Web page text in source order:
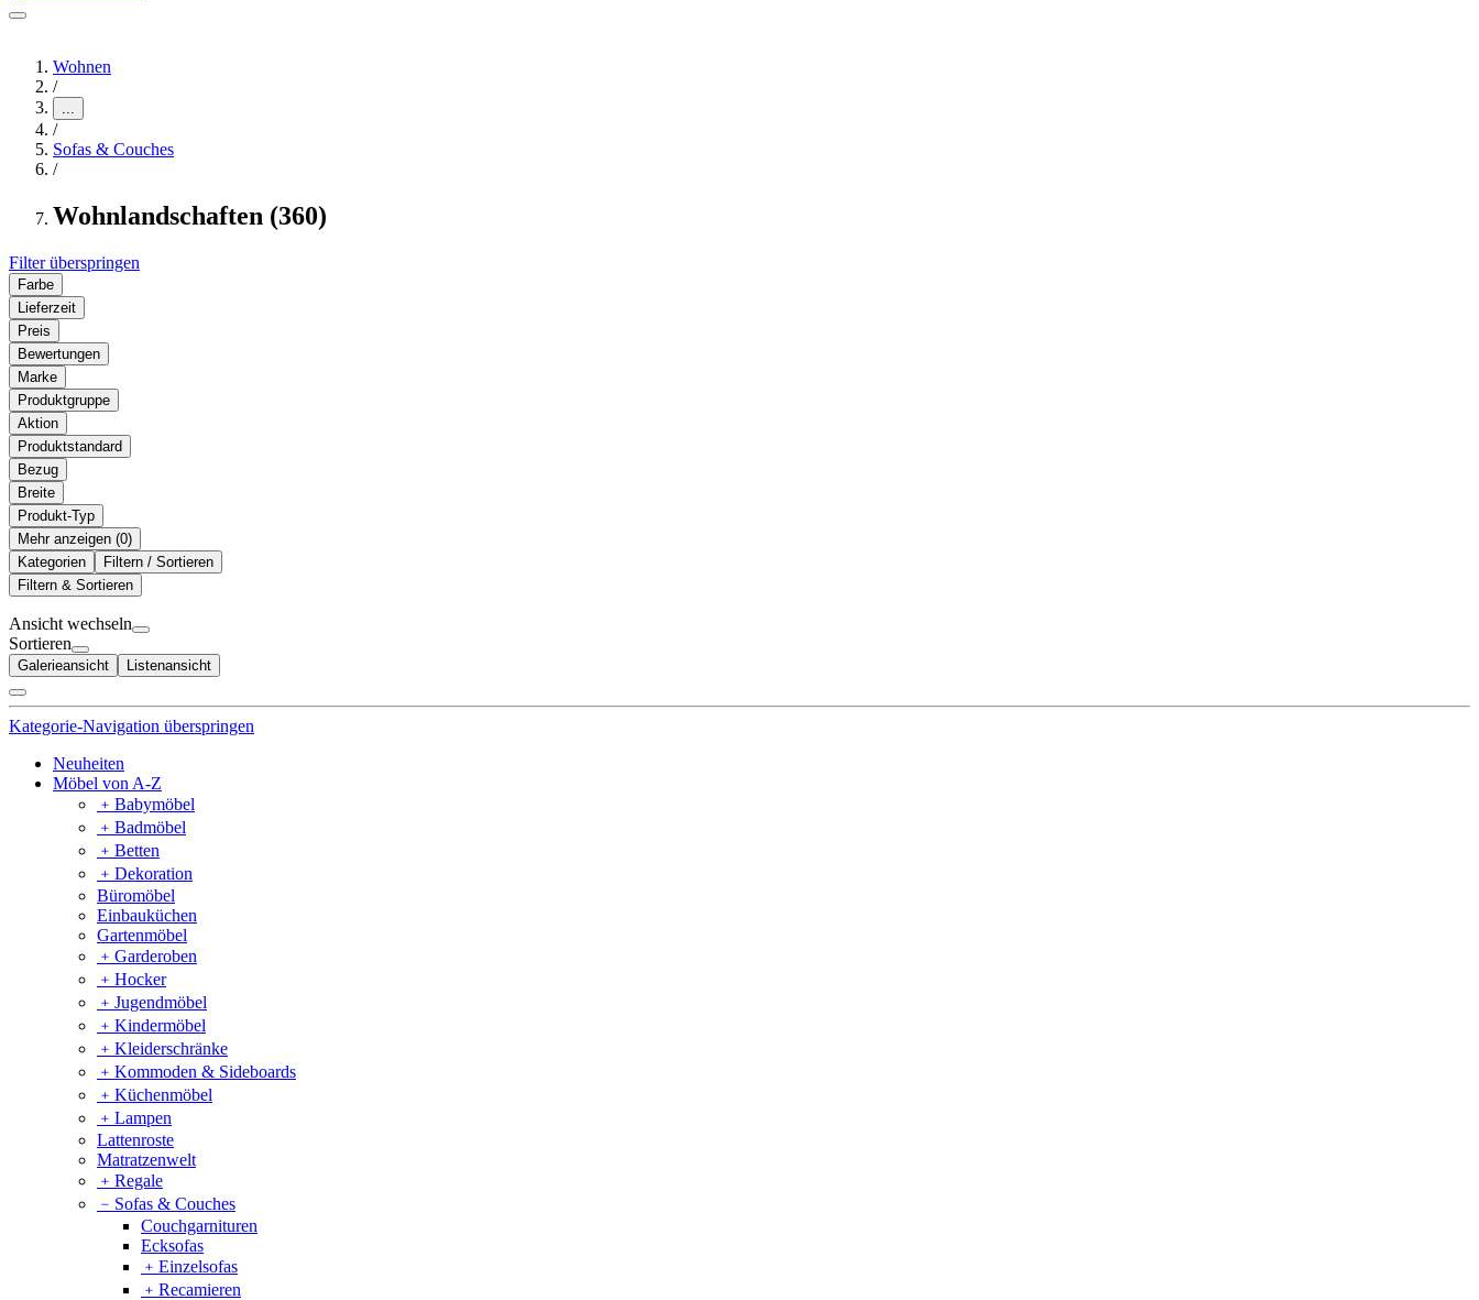
Wohnen
/
...
/
Sofas & Couches
/
Wohnlandschaften (360)
Filter überspringen
Farbe
Lieferzeit
Preis
Bewertungen
Marke
Produktgruppe
Aktion
Produktstandard
Bezug
Breite
Produkt-Typ
Mehr anzeigen ( )
Kategorien
Filtern / Sortieren
Filtern & Sortieren
Ansicht wechseln
Sortieren
Galerieansicht Listenansicht
Kategorie-Navigation überspringen
Neuheiten
Möbel von A-Z
﹢ Babymöbel
﹢ Badmöbel
﹢ Betten
﹢ Dekoration
Büromöbel
Einbauküchen
Gartenmöbel
﹢ Garderoben
﹢ Hocker
﹢ Jugendmöbel
﹢ Kindermöbel
﹢ Kleiderschränke
﹢ Kommoden & Sideboards
﹢ Küchenmöbel
﹢ Lampen
Lattenroste
Matratzenwelt
﹢ Regale
﹣ Sofas & Couches
Couchgarnituren
Ecksofas
﹢ Einzelsofas
﹢ Recamieren